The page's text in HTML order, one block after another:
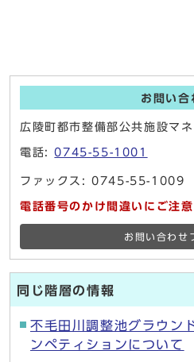
お問い合
広陵町都市整備部公共施設マ
電話:0745-55-1001
ファックス: 0745-55-1009
電話番号のかけ間違いにご注意
お問い合わせ
同じ階層の情報
不毛田川調整池グラウン
ンペティションについて